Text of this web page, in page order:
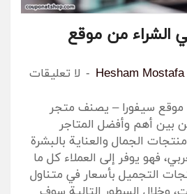
الشراء من موقع
Hesham Mostafa لا تعليقات
موقع سيفورا – يصنف متجر
بين أهم وأفضل المتاجر
الجمال والعناية بالبشرة
فهو يوفر إلى العملاء كل ما
التجميل بأسعار في متناول